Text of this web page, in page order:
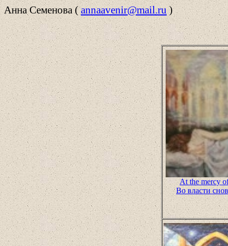
Анна Семенова (annaavenir@mail.ru )
At the mercy
Во власти